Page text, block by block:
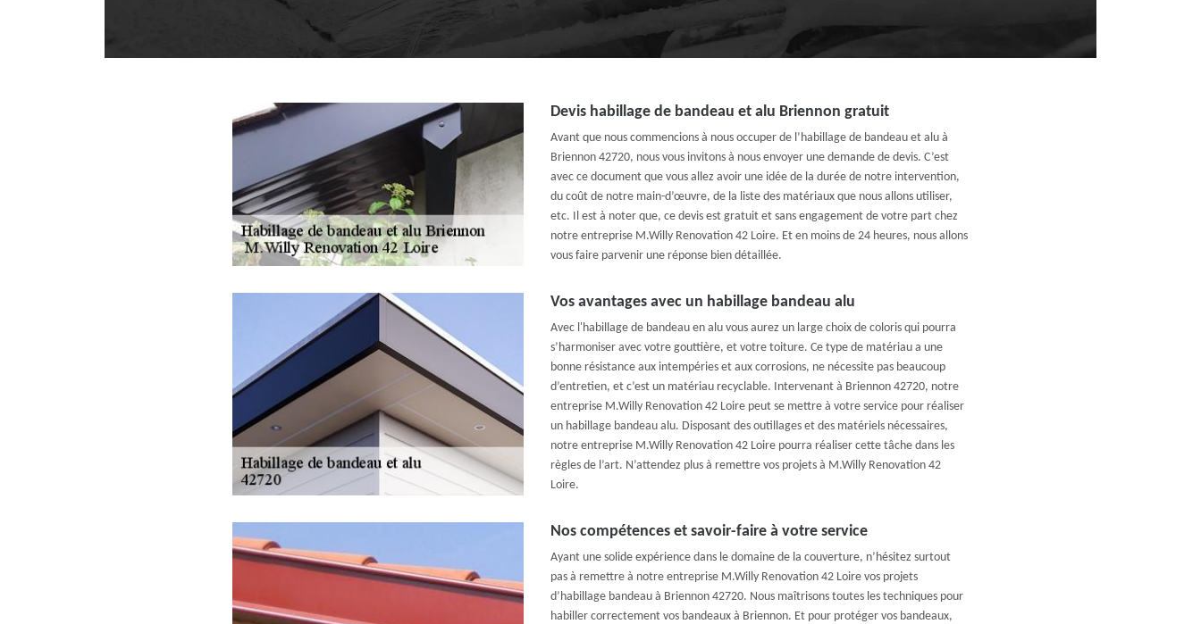
Devis habillage de bandeau et alu Briennon gratuit
Avant que nous commencions à nous occuper de l’habillage de bandeau et alu à
Briennon 42720, nous vous invitons à nous envoyer une demande de devis. C’est
avec ce document que vous allez avoir une idée de la durée de notre intervention,
du coût de notre main-d’œuvre, de la liste des matériaux que nous allons utiliser,
etc. Il est à noter que, ce devis est gratuit et sans engagement de votre part chez
notre entreprise M.Willy Renovation 42 Loire. Et en moins de 24 heures, nous allons
vous faire parvenir une réponse bien détaillée.
Vos avantages avec un habillage bandeau alu
Avec l'habillage de bandeau en alu vous aurez un large choix de coloris qui pourra
s’harmoniser avec votre gouttière, et votre toiture. Ce type de matériau a une
bonne résistance aux intempéries et aux corrosions, ne nécessite pas beaucoup
d’entretien, et c’est un matériau recyclable. Intervenant à Briennon 42720, notre
entreprise M.Willy Renovation 42 Loire peut se mettre à votre service pour réaliser
un habillage bandeau alu. Disposant des outillages et des matériels nécessaires,
notre entreprise M.Willy Renovation 42 Loire pourra réaliser cette tâche dans les
règles de l’art. N’attendez plus à remettre vos projets à M.Willy Renovation 42
Loire.
Nos compétences et savoir-faire à votre service
Ayant une solide expérience dans le domaine de la couverture, n’hésitez surtout
pas à remettre à notre entreprise M.Willy Renovation 42 Loire vos projets
d’habillage bandeau à Briennon 42720. Nous maîtrisons toutes les techniques pour
habiller correctement vos bandeaux à Briennon. Et pour protéger vos bandeaux,